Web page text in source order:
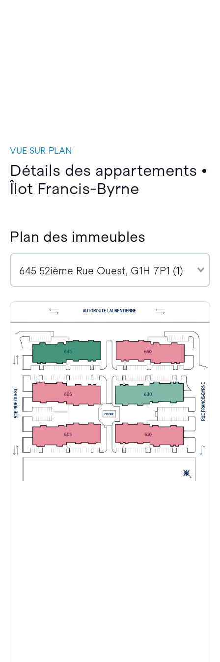
VUE SUR PLAN
Détails des appartements •
Îlot Francis-Byrne
Plan des immeubles
645 52ième Rue Ouest, G1H 7P1 (1)